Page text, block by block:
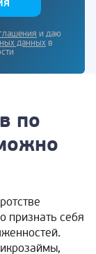
и даю
данных в
по
признать себя